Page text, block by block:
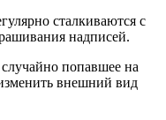
сталкиваются с
надписей.
попавшее на
внешний вид